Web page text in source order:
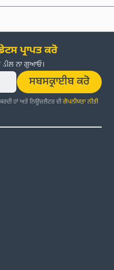
ਪ੍ਰਾਪਤ ਕਰੋ
ਨਾ ਗੁਆਓ।
ਸਬਸਕ੍ਰਾਈਬ ਕਰੋ
ਹਾਂ ਅਤੇ ਨਿਊਜ਼ਲੈਟਰ ਦੀਗੋਪਨੀਯਤਾ ਨੀਤੀ